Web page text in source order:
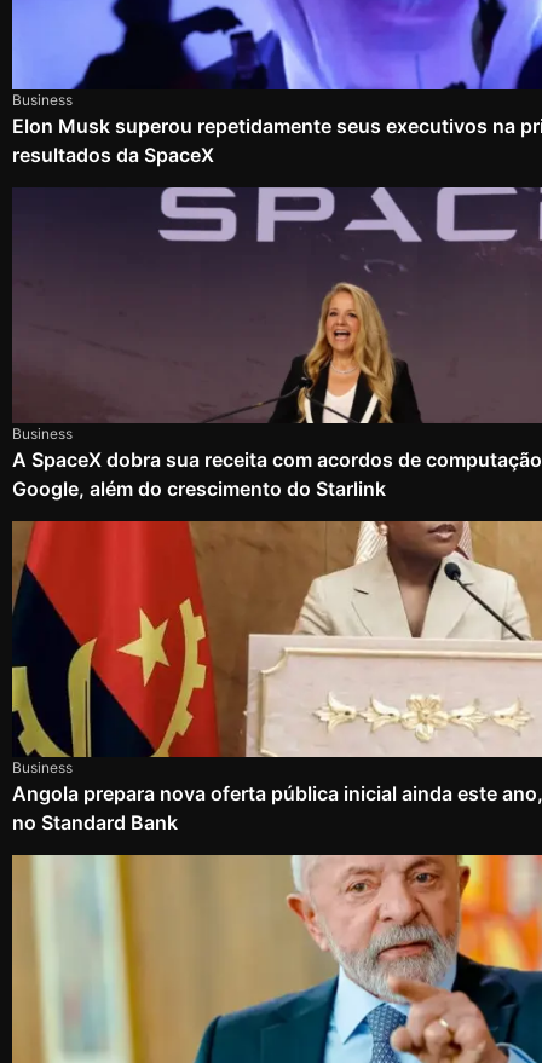
Business
Elon Musk superou repetidamente seus executivos na
resultados da SpaceX
Business
A SpaceX dobra sua receita com acordos de
Google, além do crescimento do Starlink
Business
Angola prepara nova oferta pública inicial ainda este
no Standard Bank